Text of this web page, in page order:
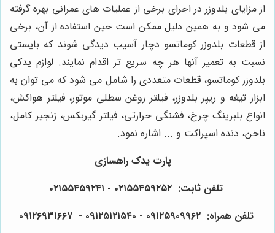
از مزایای بلدوزر در اجرای برخی از عملیات های عمرانی بهره گرفته
می شود و به همین دلیل ممکن است حین استفاده از آن، برخی
از قطعات بلدوزر کوماتسو دچار آسیب دیدگی شوند که بایستی
نسبت به تعمیر آنها هر چه سریع تر اقدام نمایند. لوازم یدکی
بلدوزر کوماتسو، قطعات متعددی را شامل می شود که می توان به
ابزار تیغه و ریپر بلدوزر، فیلتر روغن سطلی موتور، فیلتر هواکش،
انواع بلبرینگ چرخ، فشنگی حرارتی، فیلتر گیربکس، زنجیر کامل،
ناخن، دنده اسپراکت و ... اشاره نمود.
پارت یدک راهسازی
تلفن ثابت: ۰۲۱۵۵۴۵۹۲۵۲ - ۰۲۱۵۵۴۵۹۲۴۱
تلفن همراه: ۰۹۱۲۵۹۰۹۹۶۲ - ۰۹۱۲۵۱۲۱۵۴۰‌‌‌ - ۰۹۱۲۶۹۳۱۶۶۷